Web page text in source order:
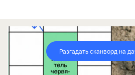
Разгадать сканворд на